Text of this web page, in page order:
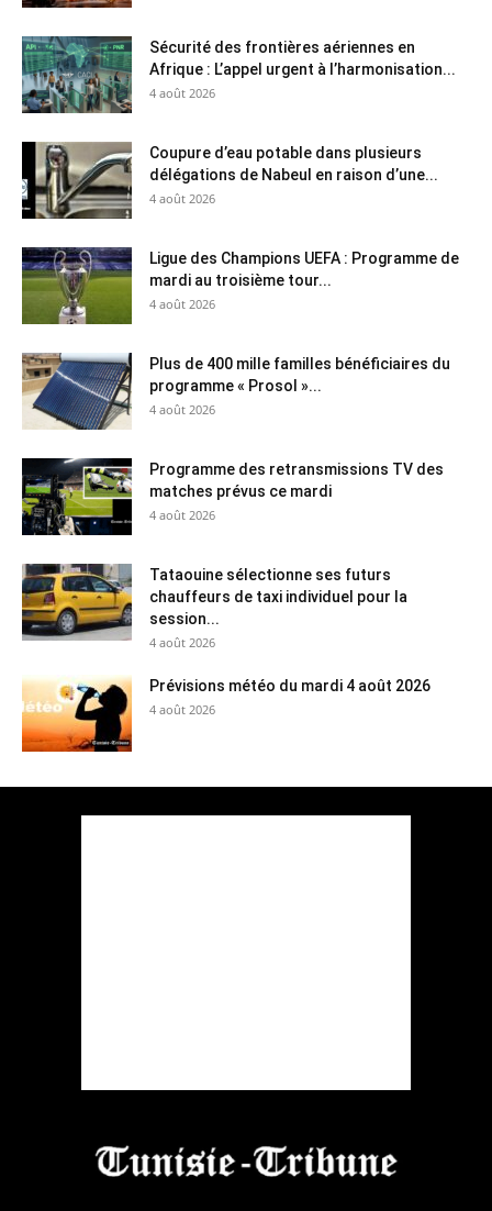
Sécurité des frontières aériennes en
Afrique : L’appel urgent à l’harmonisation...
4 août 2026
Coupure d’eau potable dans plusieurs
délégations de Nabeul en raison d’une...
4 août 2026
Ligue des Champions UEFA : Programme de
mardi au troisième tour...
4 août 2026
Plus de 400 mille familles bénéficiaires du
programme « Prosol »...
4 août 2026
Programme des retransmissions TV des
matches prévus ce mardi
4 août 2026
Tataouine sélectionne ses futurs
chauffeurs de taxi individuel pour la
session...
4 août 2026
Prévisions météo du mardi 4 août 2026
4 août 2026